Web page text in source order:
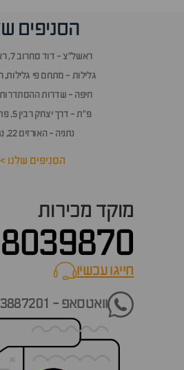
הסניפים
ראשל״צ - דוד סחרוב 7, ראשון לציון
גלילות - מתחם פי גלילות,
חיפה - שדרות ההסתדרות 52,
פ״ת - דרך יצחק רבין 5, פתח תקווה
נתניה - האורזים 22, נתניה
הסניפים שלנו
מוקד מכירות
חייגו עכשיוcall now
וואטסאפ - 054-3887201